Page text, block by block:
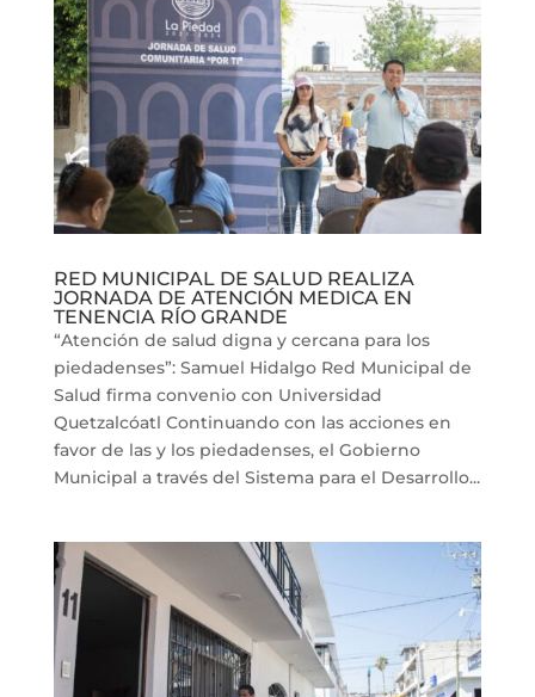
RED MUNICIPAL DE SALUD REALIZA
JORNADA DE ATENCIÓN MEDICA EN
TENENCIA RÍO GRANDE
“Atención de salud digna y cercana para los
piedadenses”: Samuel Hidalgo Red Municipal de
Salud firma convenio con Universidad
Quetzalcóatl Continuando con las acciones en
favor de las y los piedadenses, el Gobierno
Municipal a través del Sistema para el Desarrollo...